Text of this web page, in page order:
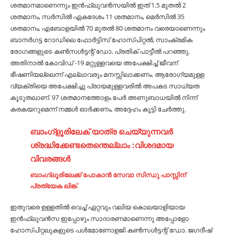
ശതമാനമാണെന്നും ഇൻഫ്ലുവൻസയിൽ ഇത് 1.5 മുതൽ 2
ശതമാനം, സർസിൽ ഏകദേശം 11 ശതമാനം, മെർസിൽ 35
ശതമാനം, എബോളയിൽ 70 മുതൽ 80 ശതമാനം വരെയാണെന്നും
ബാനർഗട്ട റോഡിലെ ഫോർട്ടിസ് ഹോസ്പിറ്റൽ, സാംക്രമിക
രോഗങ്ങളുടെ കൺസൾട്ടന്റ് ഡോ. പ്രതിക് പാട്ടീൽ പറഞ്ഞു.
അതിനാൽ കോവിഡ് -19 മറ്റുള്ളവയെ അപേക്ഷിച്ച് ജീവന്
ഭീഷണിയല്ലെന്ന് എല്ലാവരും മനസ്സിലാക്കണം. ആരോഗ്യമുള്ള
വ്യക്തിയെ അപേക്ഷിച്ചു പ്രായമുള്ളവരിൽ അപകട സാധ്യത
കൂടുതലാണ്. 97 ശതമാനത്തോളം പേർ അണുബാധയിൽ നിന്ന്
കരകയറുമെന്ന് നമ്മൾ ഓർക്കണം, അദ്ദേഹം കൂട്ടി ചേർത്തു.
ബാംഗ്ളൂരിലേക് യാത്ര ചെയ്യുന്നവർ
ശ്രദ്ധിക്കേണ്ടതെന്തെല്ലാം :വിശദമായ
വിവരങ്ങൾ
ബാംഗ്ലൂരിലേക്ക് പോകാൻ സേവാ സിന്ധു പാസ്സിന്
പ്രത്യേക ലിങ്ക്
ഇതുവരെ ഉള്ളതിൽ വെച്ച് ഏറ്റവും വലിയ കൊലയാളിയായ
ഇൻഫ്ലുവൻസ ഇപ്പോഴും സാദാരണമാണെന്നു അപ്പോളോ
ഹോസ്പിറ്റലുകളുടെ പൾമോണോളജി കൺസൾട്ടന്റ് ഡോ. ജഗദീഷ്